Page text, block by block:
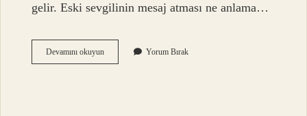
gelir. Eski sevgilinin mesaj atması ne anlama…
Devamını okuyunEski
Sevgilinin
Yorum Bırak